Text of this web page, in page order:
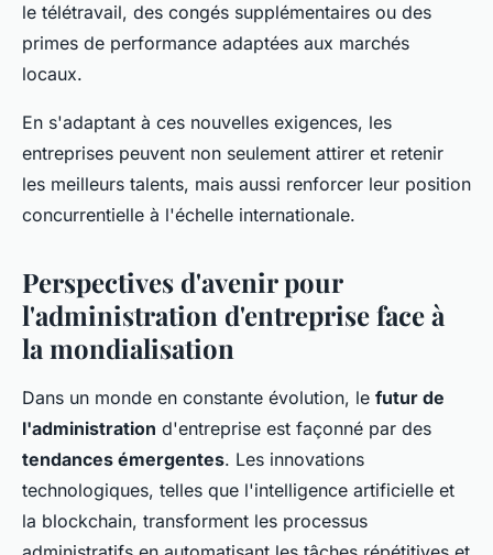
le télétravail, des congés supplémentaires ou des
primes de performance adaptées aux marchés
locaux.
En s'adaptant à ces nouvelles exigences, les
entreprises peuvent non seulement attirer et retenir
les meilleurs talents, mais aussi renforcer leur position
concurrentielle à l'échelle internationale.
Perspectives d'avenir pour
l'administration d'entreprise face à
la mondialisation
Dans un monde en constante évolution, le futur de
l'administration d'entreprise est façonné par des
tendances émergentes. Les innovations
technologiques, telles que l'intelligence artificielle et
la blockchain, transforment les processus